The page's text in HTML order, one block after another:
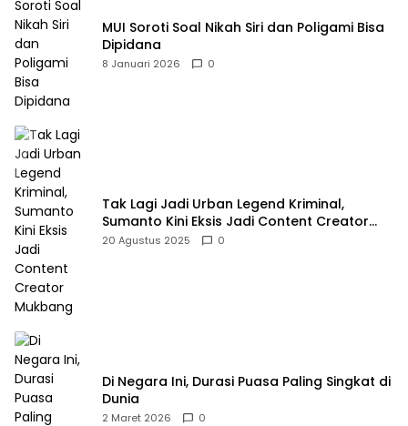
MUI Soroti Soal Nikah Siri dan Poligami Bisa
Dipidana
8 Januari 2026 0
Tak Lagi Jadi Urban Legend Kriminal,
Sumanto Kini Eksis Jadi Content Creator
Mukbang
20 Agustus 2025 0
Di Negara Ini, Durasi Puasa Paling Singkat di
Dunia
2 Maret 2026 0